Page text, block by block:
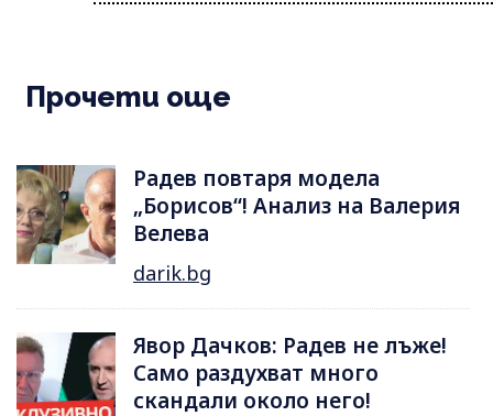
Прочети още
Радев повтаря модела
„Борисов“! Анализ на Валерия
Велева
darik.bg
Явор Дачков: Радев не лъже!
Само раздухват много
скандали около него!